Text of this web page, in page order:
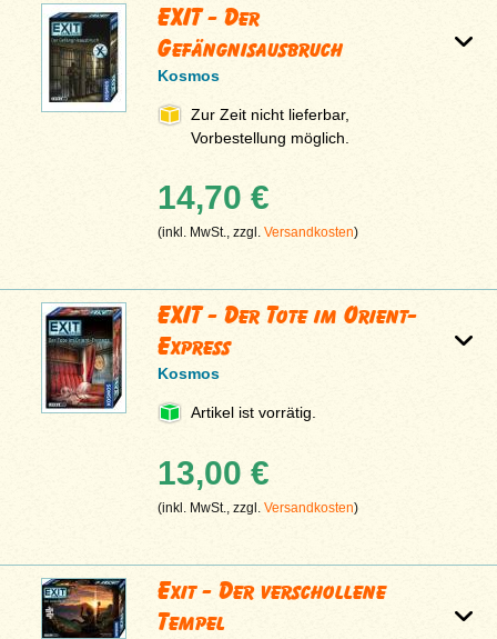
EXIT - Der
Gefängnisausbruch
Kosmos
Zur Zeit nicht lieferbar,
Vorbestellung möglich.
14,70 €
(inkl. MwSt., zzgl.Versandkosten)
EXIT - Der Tote im Orient-
Express
Kosmos
Artikel ist vorrätig.
13,00 €
(inkl. MwSt., zzgl.Versandkosten)
Exit - Der verschollene
Tempel